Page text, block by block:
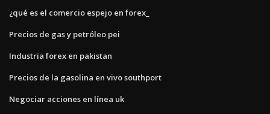
¿qué es el comercio espejo en forex_
Precios de gas y petróleo pei
Industria forex en pakistan
Precios de la gasolina en vivo southport
Negociar acciones en línea uk